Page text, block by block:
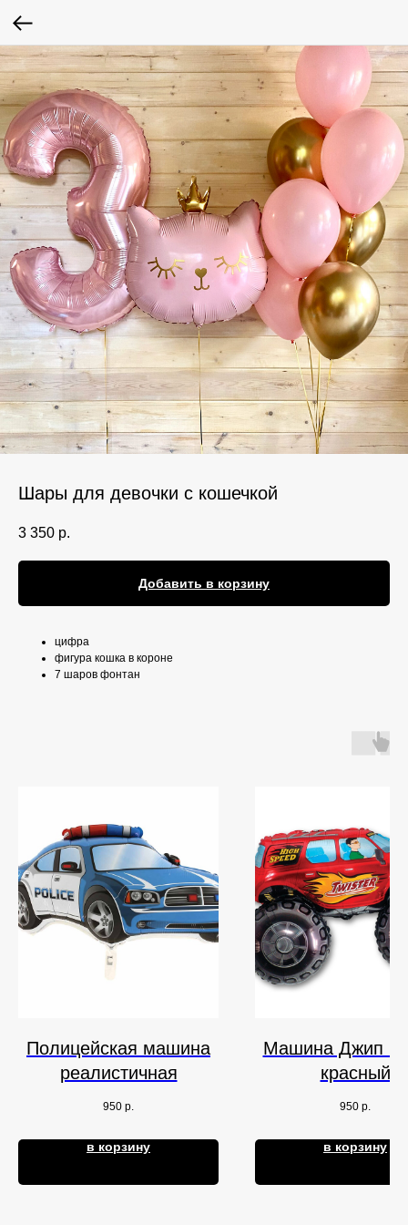
Шары для девочки с кошечкой
3 350 р.
Добавить в корзину
цифра
фигура кошка в короне
7 шаров фонтан
Полицейская машина
реалистичная
950 р.
в корзину
Машина Джип
красный
950 р.
в корзину